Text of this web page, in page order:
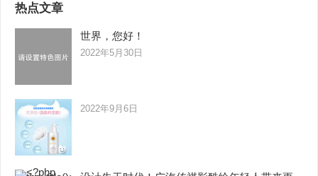
热点文章
世界，您好！
2022年5月30日
2022年9月6日